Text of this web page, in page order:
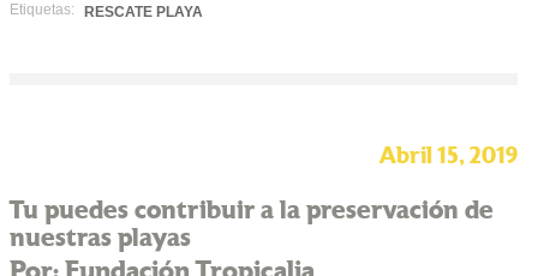
Etiquetas:
RESCATE PLAYA
Abril 15, 2019
Tu puedes contribuir a la preservación de
nuestras playas